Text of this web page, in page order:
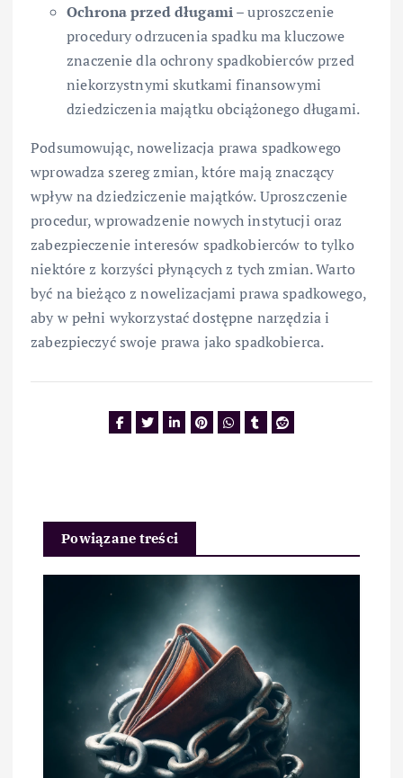
Ochrona przed długami– uproszczenie
procedury odrzucenia spadku ma kluczowe
znaczenie dla ochrony spadkobierców przed
niekorzystnymi skutkami finansowymi
dziedziczenia majątku obciążonego długami.
Podsumowując, nowelizacja prawa spadkowego
wprowadza szereg zmian, które mają znaczący
wpływ na dziedziczenie majątków. Uproszczenie
procedur, wprowadzenie nowych instytucji oraz
zabezpieczenie interesów spadkobierców to tylko
niektóre z korzyści płynących z tych zmian. Warto
być na bieżąco z nowelizacjami prawa spadkowego,
aby w pełni wykorzystać dostępne narzędzia i
zabezpieczyć swoje prawa jako spadkobierca.
Powiązane treści